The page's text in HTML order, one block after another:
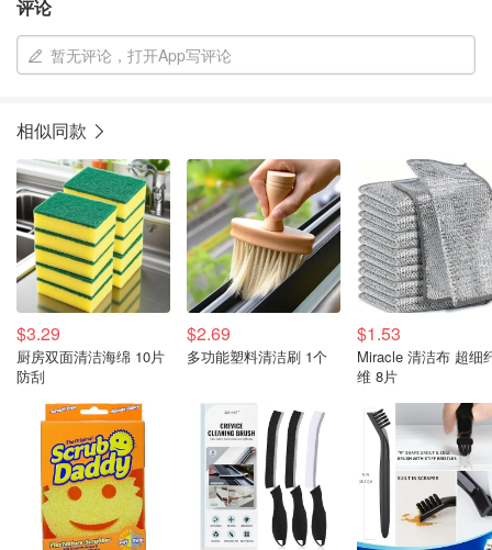
评论
暂无评论，打开App写评论
相似同款
$3.29
厨房双面清洁海绵 10片
防刮
$2.69
多功能塑料清洁刷 1个
$1.53
Miracle 清洁布 超细
维 8片